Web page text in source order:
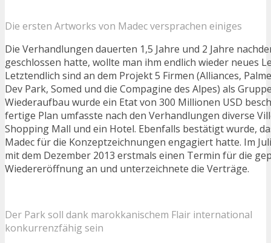
Die ersten Artworks von Madec versprachen einiges
Die Verhandlungen dauerten 1,5 Jahre und 2 Jahre
geschlossen hatte, wollte man ihm endlich wieder neues
Letztendlich sind an dem Projekt 5 Firmen (Alliances,
Dev Park, Somed und die Compagine des Alpes) als
Wiederaufbau wurde ein Etat von 300 Millionen USD
fertige Plan umfasste nach den Verhandlungen diverse
Shopping Mall und ein Hotel. Ebenfalls bestätigt wurde,
Madec für die Konzeptzeichnungen engagiert hatte. Im
mit dem Dezember 2013 erstmals einen Termin für die
Wiedereröffnung an und unterzeichnete die Verträge.
Der Park soll dank marokkanischem Flair international
konkurrenzfähig sein